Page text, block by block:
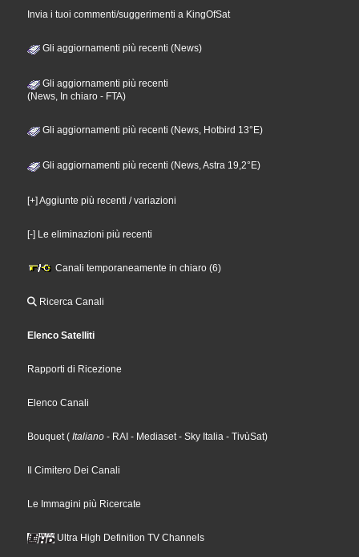
Invia i tuoi commenti/suggerimenti a KingOfSat
Gli aggiornamenti più recenti (News)
Gli aggiornamenti più recenti
(News, In chiaro - FTA)
Gli aggiornamenti più recenti (News, Hotbird 13°E)
Gli aggiornamenti più recenti (News, Astra 19,2°E)
[+] Aggiunte più recenti / variazioni
[-] Le eliminazioni più recenti
Canali temporaneamente in chiaro (6)
Ricerca Canali
Elenco Satelliti
Rapporti di Ricezione
Elenco Canali
Bouquet ( Italiano - RAI - Mediaset - Sky Italia - TivùSat)
Il Cimitero Dei Canali
Le Immagini più Ricercate
Ultra High Definition TV Channels